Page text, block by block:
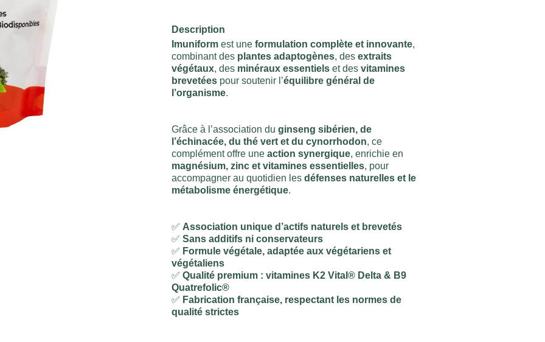
Description
Imuniform est uneformulation complète et innovante,
combinant des plantes adaptogènes, desextraits
végétaux, des minéraux essentiels et desvitamines
brevetées pour soutenir l’équilibre général de
l’organisme.
Grâce à l’association duginseng sibérien, de
l’échinacée, du thé vert et du cynorrhodon, ce
complément offre uneaction synergique, enrichie en
magnésium, zinc et vitamines essentielles, pour
accompagner au quotidien lesdéfenses naturelles et le
métabolisme énergétique.
✅ Association unique d’actifs naturels et brevetés
✅Sans additifs ni conservateurs
✅ Formule végétale, adaptée aux végétariens et
végétaliens
✅Qualité premium : vitamines K2 Vital® Delta & B9
Quatrefolic®
✅ Fabrication française, respectant les normes de
qualité strictes